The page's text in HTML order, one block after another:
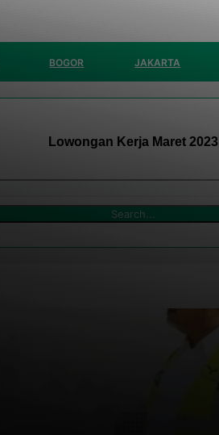
BOGOR JAKARTA
Lowongan Kerja Maret 2023